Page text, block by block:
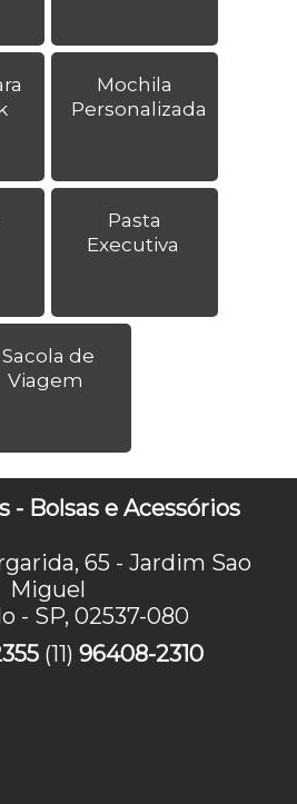
Mochila
Personalizada
Pasta
Executiva
Sacola de
Viagem
- Bolsas e Acessórios
65 - Jardim Sao
Miguel
- SP, 02537-080
(11) 96408-2310